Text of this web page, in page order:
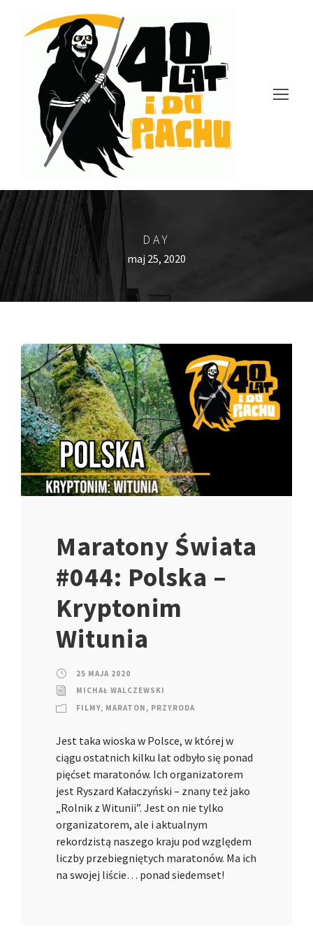
DAY
maj 25, 2020
Maratony Świata
#044: Polska –
Kryptonim
Witunia
25 MAJA 2020
MICHAŁ WALCZEWSKI
FILMY, MARATON , PRZYRODA
Jest taka wioska w Polsce, w której w
ciągu ostatnich kilku lat odbyło się ponad
pięćset maratonów. Ich organizatorem
jest Ryszard Kałaczyński – znany też jako
„Rolnik z Witunii”. Jest on nie tylko
organizatorem, ale i aktualnym
rekordzistą naszego kraju pod względem
liczby przebiegniętych maratonów. Ma ich
na swojej liście… ponad siedemset!